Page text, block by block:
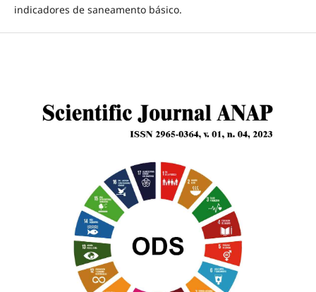
indicadores de saneamento básico.